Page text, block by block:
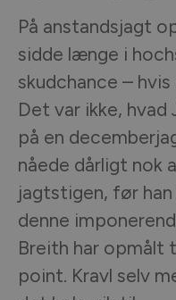
På anstandsjagt
sidde længe i
skudchance –
Det var ikke, hvad
på en
nåede dårligt nok
jagtstigen, før
denne
Breith har opmålt
point. Kravl selv